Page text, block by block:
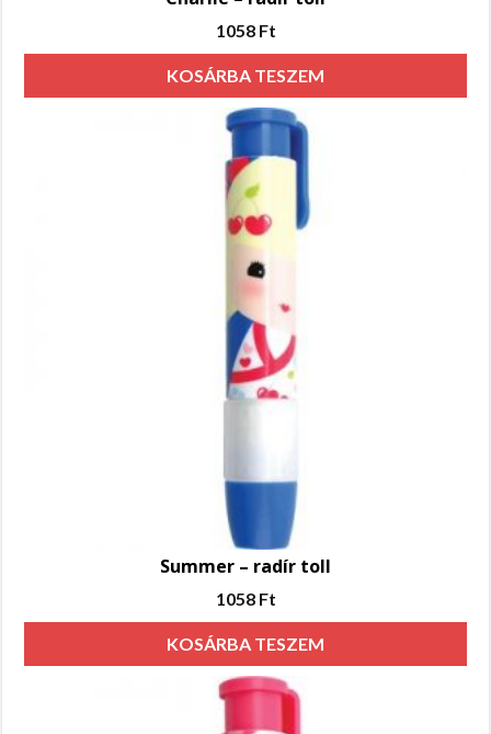
1058 Ft
KOSÁRBA TESZEM
Summer – radír toll
1058 Ft
KOSÁRBA TESZEM